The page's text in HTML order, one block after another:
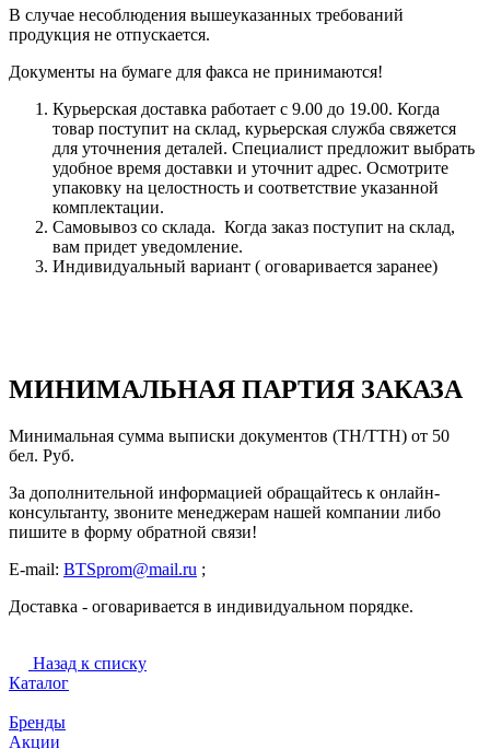
В случае несоблюдения вышеуказанных требований
продукция не отпускается.
Документы на бумаге для факса не принимаются!
Курьерская доставка работает с 9.00 до 19.00. Когда
товар поступит на склад, курьерская служба свяжется
для уточнения деталей. Специалист предложит выбрать
удобное время доставки и уточнит адрес. Осмотрите
упаковку на целостность и соответствие указанной
комплектации.
Самовывоз со склада. Когда заказ поступит на склад,
вам придет уведомление.
Индивидуальный вариант ( оговаривается заранее)
МИНИМАЛЬНАЯ ПАРТИЯ ЗАКАЗА
Минимальная сумма выписки документов (ТН/ТТН) от 50
бел. Руб.
За дополнительной информацией обращайтесь к онлайн-
консультанту, звоните менеджерам нашей компании либо
пишите в форму обратной связи!
E-mail: BTSprom@mail.ru ;
Доставка - оговаривается в индивидуальном порядке.
Назад к списку
Каталог
Бренды
Акции